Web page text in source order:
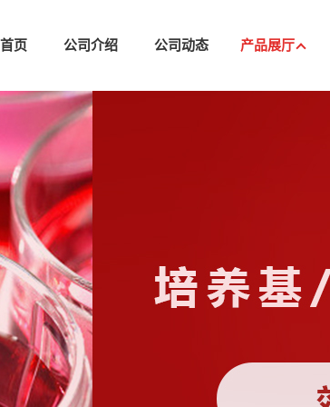
页 公司介绍 公司动态 产品展厅